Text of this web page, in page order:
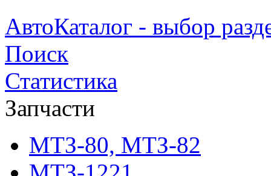
АвтоКаталог - выбор
Поиск
Статистика
Запчасти
МТЗ-80, МТЗ-82